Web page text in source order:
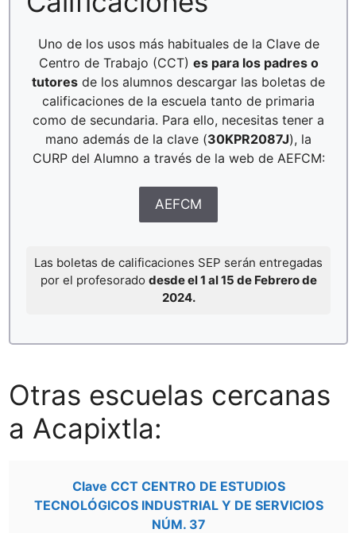
Uno de los usos más habituales de la Clave de
Centro de Trabajo (CCT) es para los padres o
tutores de los alumnos descargar las boletas de
calificaciones de la escuela tanto de primaria
como de secundaria. Para ello, necesitas tener a
mano además de la clave (30KPR2087J), la
CURP del Alumno a través de la web de AEFCM:
AEFCM
Las boletas de calificaciones SEP serán entregadas
por el profesorado desde el 1 al 15 de Febrero de
2024.
Otras escuelas cercanas
a Acapixtla:
Clave CCT CENTRO DE ESTUDIOS
TECNOLÓGICOS INDUSTRIAL Y DE SERVICIOS
NÚM. 37